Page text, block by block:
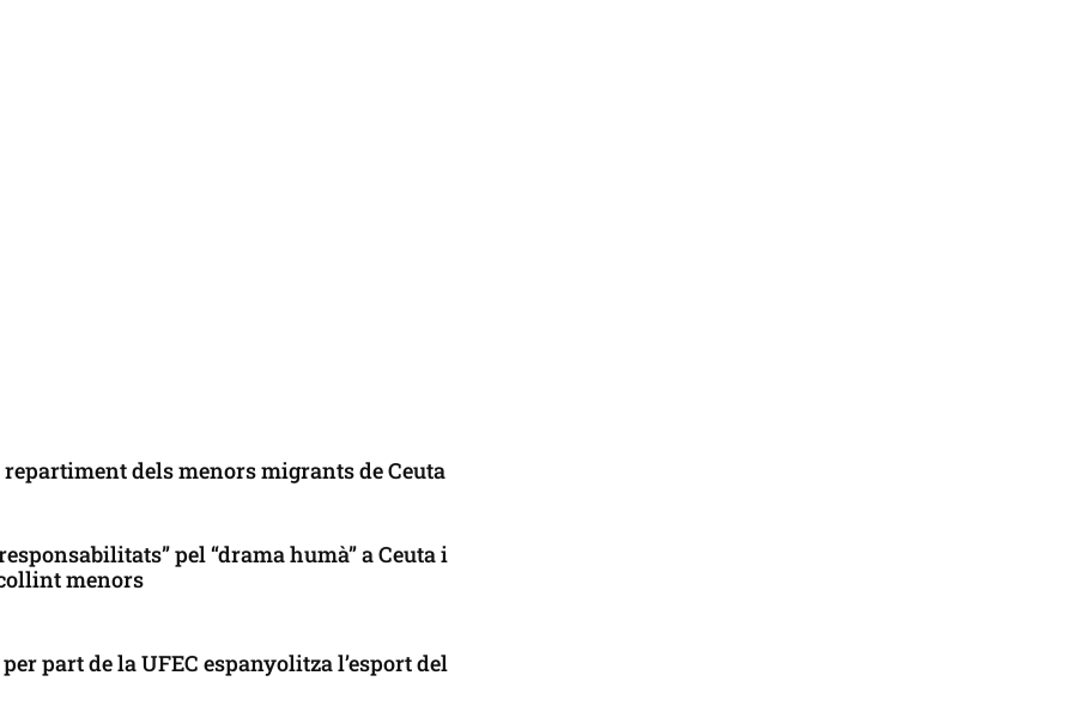
dels menors migrants de Ceuta
pel “drama humà” a Ceuta i
menors
part de la UFEC espanyolitza l’esport del